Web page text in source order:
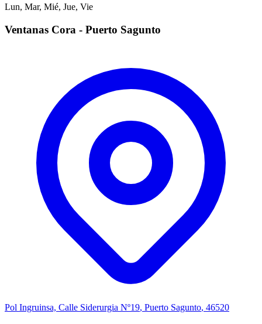
Lun, Mar, Mié, Jue, Vie
Ventanas Cora - Puerto Sagunto
Pol Ingruinsa, Calle Siderurgia Nº19, Puerto Sagunto, 46520